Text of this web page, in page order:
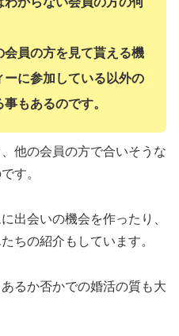
員の方を見て貰える機
に参加している以外の
もあるのです。
他の会員の方で合いそうな
す。
出会いの機会を作ったり、
ちの紹介もしています。
るか否かでの婚活の質も大